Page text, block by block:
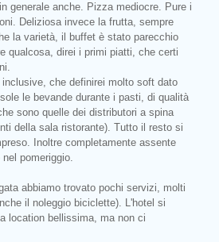
generale anche. Pizza mediocre. Pure i
Deliziosa invece la frutta, sempre
la varietà, il buffet è stato parecchio
qualcosa, direi i primi piatti, che certi
che definirei molto soft dato
le bevande durante i pasti, di qualità
sono quelle dei distributori a spina
della sala ristorante). Tutto il resto si
Inoltre completamente assente
pomeriggio.
abbiamo trovato pochi servizi, molti
il noleggio biciclette). L'hotel si
location bellissima, ma non ci